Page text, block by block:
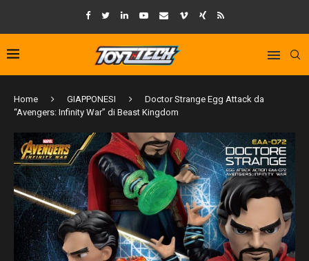
Home GIAPPONESI
Doctor Strange Egg Attack da
“Avengers: Infinity War” di Beast Kingdom